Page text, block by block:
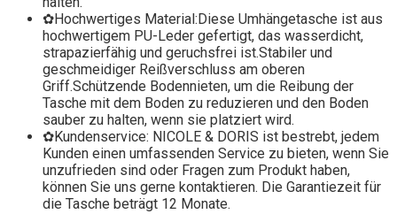
✿Hochwertiges Material:Diese Umhängetasche ist aus
hochwertigem PU-Leder gefertigt, das wasserdicht,
strapazierfähig und geruchsfrei ist.Stabiler und
geschmeidiger Reißverschluss am oberen
Griff.Schützende Bodennieten, um die Reibung der
Tasche mit dem Boden zu reduzieren und den Boden
sauber zu halten, wenn sie platziert wird.
✿Kundenservice: NICOLE & DORIS ist bestrebt, jedem
Kunden einen umfassenden Service zu bieten, wenn Sie
unzufrieden sind oder Fragen zum Produkt haben,
können Sie uns gerne kontaktieren. Die Garantiezeit für
die Tasche beträgt 12 Monate.